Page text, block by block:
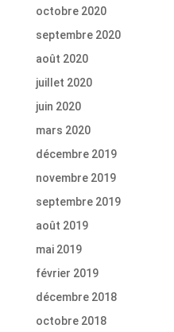
octobre 2020
septembre 2020
août 2020
juillet 2020
juin 2020
mars 2020
décembre 2019
novembre 2019
septembre 2019
août 2019
mai 2019
février 2019
décembre 2018
octobre 2018